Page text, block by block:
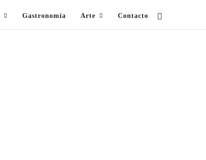
Gastronomía Arte Contacto